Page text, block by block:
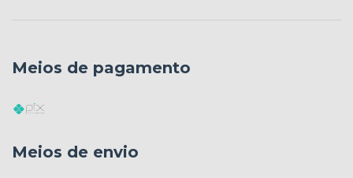
Meios de pagamento
Meios de envio